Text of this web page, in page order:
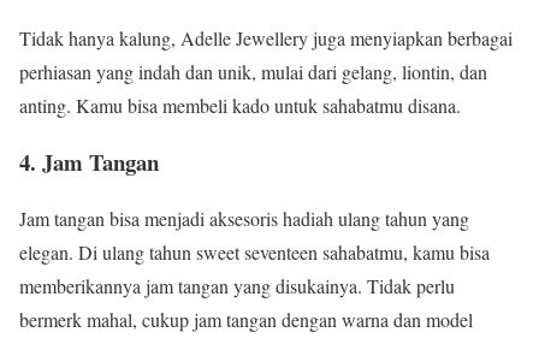
Tidak hanya kalung, Adelle Jewellery juga menyiapkan berbagai
perhiasan yang indah dan unik, mulai dari gelang, liontin, dan
anting. Kamu bisa membeli kado untuk sahabatmu disana.
4. Jam Tangan
Jam tangan bisa menjadi aksesoris hadiah ulang tahun yang
elegan. Di ulang tahun sweet seventeen sahabatmu, kamu bisa
memberikannya jam tangan yang disukainya. Tidak perlu
bermerk mahal, cukup jam tangan dengan warna dan model